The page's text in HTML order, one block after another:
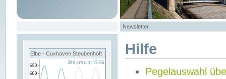
Newsletter
Elbe - Cuxhaven Steubenhöft Hilfe
Pegelauswahl